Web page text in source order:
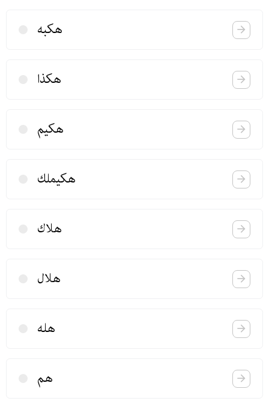
هكبه
هكذا
هكیم
هكیملك
هلاك
هلال
هله
هم